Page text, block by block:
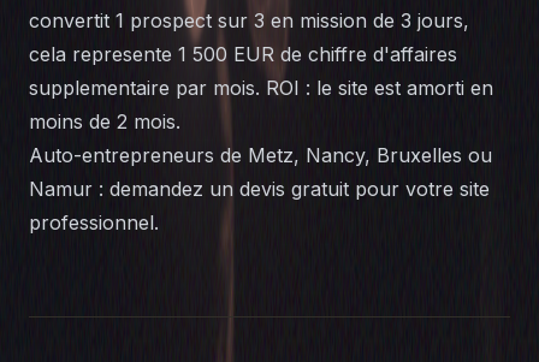
convertit 1 prospect sur 3 en mission de 3 jours,
cela represente 1 500 EUR de chiffre d'affaires
supplementaire par mois. ROI : le site est amorti en
moins de 2 mois.
Auto-entrepreneurs de Metz, Nancy, Bruxelles ou
Namur : demandez un devis gratuit pour votre site
professionnel.